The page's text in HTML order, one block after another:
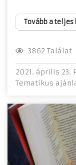
Tovább a
3862 Találat
2021. április 23.
Tematikus